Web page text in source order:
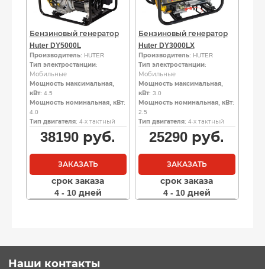
Бензиновый генератор
Huter DY5000L
Производитель: HUTER
Тип электростанции:
Мобильные
Мощность максимальная,
кВт: 4.5
Мощность номинальная, кВт:
4.0
Тип двигателя: 4-х тактный
38190 руб.
ЗАКАЗАТЬ
срок заказа
4 - 10 дней
Бензиновый генератор
Huter DY3000LX
Производитель: HUTER
Тип электростанции:
Мобильные
Мощность максимальная,
кВт: 3.0
Мощность номинальная, кВт:
2.5
Тип двигателя: 4-х тактный
25290 руб.
ЗАКАЗАТЬ
срок заказа
4 - 10 дней
Наши контакты